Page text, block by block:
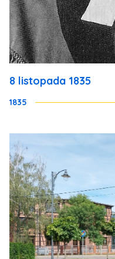
8 listopada 1835
1835